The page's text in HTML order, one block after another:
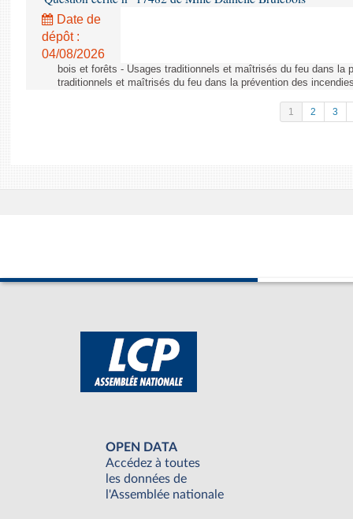
Date de
dépôt :
04/08/2026
bois et forêts - Usages traditionnels et maîtrisés du feu dans la
traditionnels et maîtrisés du feu dans la prévention des
1 2 3
OPEN DATA
Accédez à toutes
les données de
l'Assemblée nationale